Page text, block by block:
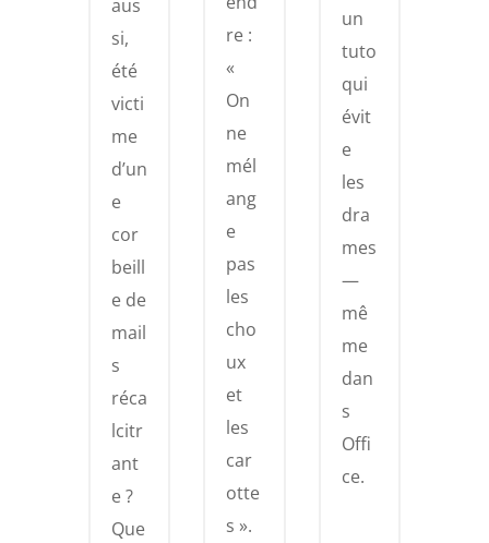
aus
si,
été
victi
me
d’un
e
cor
beill
e de
mail
s
réca
lcitr
ant
e ?
Que
re :
«
On
ne
mél
ang
e
pas
les
cho
ux
et
les
car
otte
s ».
un
tuto
qui
évit
e
les
dra
mes
—
mê
me
dan
s
Offi
ce.